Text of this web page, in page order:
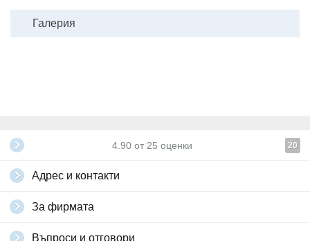
Галерия
4.90 от 25 оценки 20
Адрес и контакти
За фирмата
Въпроси и отговори